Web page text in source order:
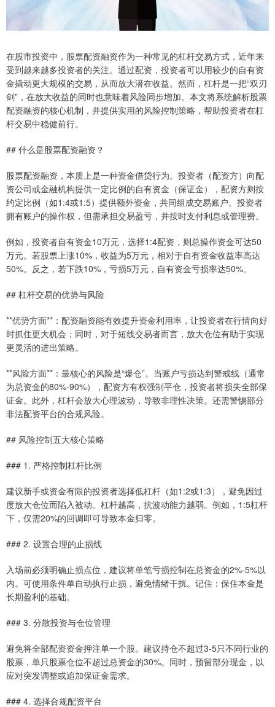
在股市投资中，股票配资融资作为一种常见的杠杆交易方式，近年来
受到越来越多投资者的关注。通过配资，投资者可以用较少的自有资
金撬动更大规模的交易，从而放大潜在收益。然而，杠杆是一把“双刃
剑”，在放大收益的同时也意味着风险同步增加。本文将系统解析股票
配资融资的核心机制，并提供实用的风险控制策略，帮助投资者在杠
杆交易中稳健前行。
## 什么是股票配资融资？
股票配资融资，本质上是一种资金借贷行为。投资者（配资方）向配
资公司或金融机构提供一定比例的自有资金（保证金），配资方则按
约定比例（如1:4或1:5）提供额外资金，共同组成交易账户。投资者
拥有账户的操作权，但需承担交易盈亏，并按时支付利息或管理费。
例如，投资者自有资金10万元，选择1:4配资，则总操作资金可达50
万元。若股票上涨10%，收益为5万元，相对于自有资金收益率高达
50%。反之，若下跌10%，亏损5万元，自有资金亏损率达50%。
## 杠杆交易的优势与风险
**优势方面**：配资融资能有效提升资金利用率，让投资者在行情向好
时抓住更大机会；同时，对于短线交易者而言，放大仓位有助于实现
更灵活的进出策略。
**风险方面**：最核心的风险是“爆仓”。当账户亏损达到警戒线（通常
为总资金的80%-90%），配资方有权强制平仓，投资者将损失全部保
证金。此外，杠杆会放大心理波动，导致非理性决策。还需警惕部分
非法配资平台的合规风险。
## 风险控制五大核心策略
### 1. 严格控制杠杆比例
建议新手或资金有限的投资者选择低杠杆（如1:2或1:3），避免因过
度放大仓位而陷入被动。杠杆越高，抗波动能力越弱。例如，1:5杠杆
下，仅需20%的回调即可导致本金归零。
### 2. 设置合理的止损线
入场前必须明确止损点位，建议将单笔亏损控制在总资金的2%-5%以
内。可使用条件单自动执行止损，避免情绪干扰。记住：保住本金是
长期盈利的基础。
### 3. 分散投资与仓位管理
避免将全部配资资金押注单一个股。建议持仓不超过3-5只不同行业的
股票，单只股票仓位不超过总资金的30%。同时，预留部分现金，以
应对突发调整或追加保证金需求。
### 4. 选择合规配资平台